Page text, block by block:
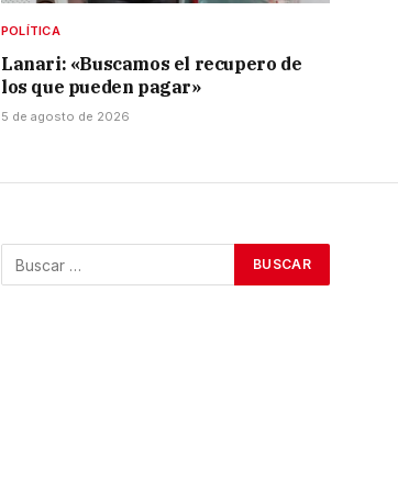
POLÍTICA
Lanari: «Buscamos el recupero de
los que pueden pagar»
5 de agosto de 2026